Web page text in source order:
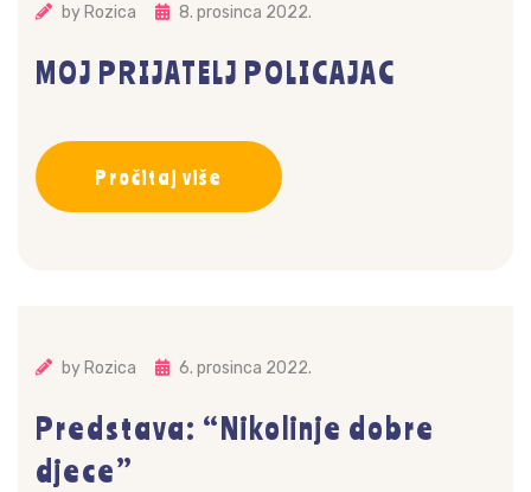
by Rozica 8. prosinca 2022.
MOJ PRIJATELJ POLICAJAC
Pročitaj više
by Rozica 6. prosinca 2022.
Predstava: “Nikolinje dobre
djece”